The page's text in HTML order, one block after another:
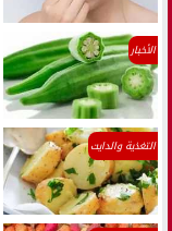
الأخبار
التغذية والدايت